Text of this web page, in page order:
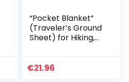
“Pocket Blanket”
(Traveler’s Ground
Sheet) for Hiking,
Resistant,
€21.96